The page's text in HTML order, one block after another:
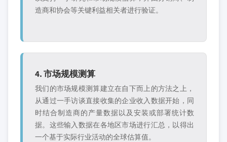
造商和协会等关键利益相关者进行验证。
4. 市场规模测算
我们的市场规模测算建立在自下而上的方法之上，
从通过一手访谈直接收集的企业收入数据开始，同
时结合制造商的产量数据以及安装或部署统计数
据。这些输入数据在各地区市场进行汇总，以得出
一个基于实际行业活动的全球估算值。